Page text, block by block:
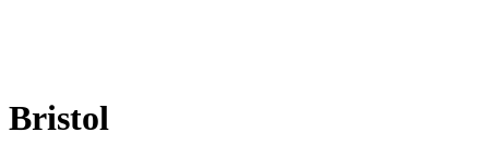
Bristol